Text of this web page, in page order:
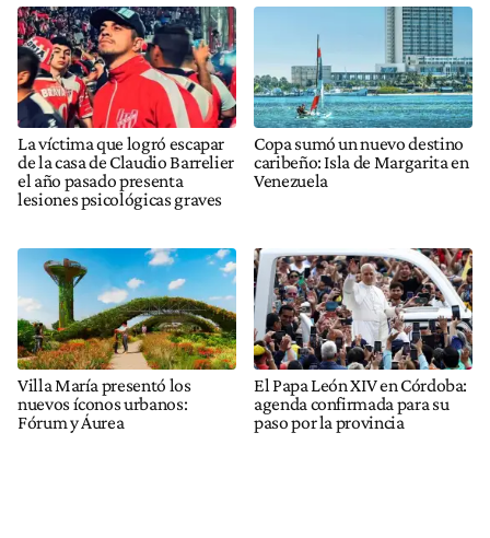
La víctima que logró escapar
de la casa de Claudio Barrelier
el año pasado presenta
lesiones psicológicas graves
Copa sumó un nuevo destino
caribeño: Isla de Margarita en
Venezuela
Villa María presentó los
nuevos íconos urbanos:
Fórum y Áurea
El Papa León XIV en Córdoba:
agenda confirmada para su
paso por la provincia